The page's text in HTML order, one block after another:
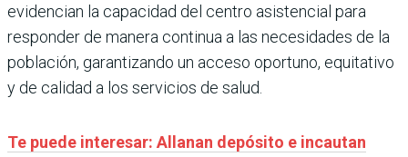
evidencian la capacidad del centro asistencial para
responder de manera continua a las necesidades de la
población, garantizando un acceso oportuno, equitativo
y de calidad a los servicios de salud.
Te puede interesar: Allanan depósito e incautan